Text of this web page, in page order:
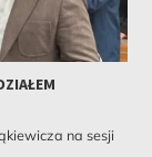
na sesji